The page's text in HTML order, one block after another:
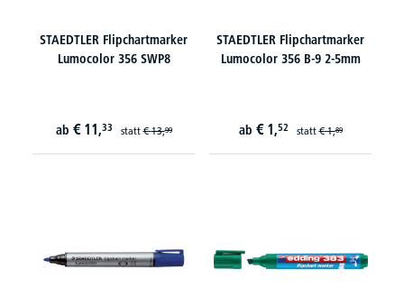
STAEDTLER Flipchartmarker
Lumocolor 356 SWP8
ab € 11,33 statt€ 13,99
STAEDTLER Flipchartmarker
Lumocolor 356 B-9 2-5mm
ab € 1,52 statt€ 1,89